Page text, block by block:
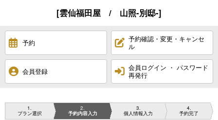
[雲仙福田屋 / 山照-別邸-]
予約
予約確認・変更・キャンセ
ル
会員登録
会員ログイン ・ パスワード
再発行
1
プラン選択
2
予約内容入力
3
個人情報入力
4
予約完了